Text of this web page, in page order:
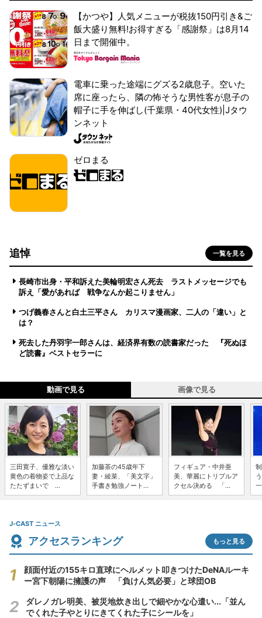
【かつや】人気メニューが税抜150円引き&ご
飯大盛り無料!お得すぎる「感謝祭」は8月14
日まで開催中。
電車に乗った途端にグズる2歳息子。空いた
席に座ったら、隣の怖そうな男性客が息子の
帽子に手を伸ばし(千葉県・40代女性)|Jタウ
ンネット
ゼロまる
追悼 一覧を見る
長崎市出身・平和訴えた美輪明宏さん死去 ラストメッセージでも
訴え「愛があれば 戦争なんか起こりません」
つげ義春さんと白土三平さん カリスマ漫画家、二人の「違い」と
は？
死去した丹羽宇一郎さんは、経済界有数の読書家だった 『死ぬほ
ど読書』ベストセラーに
動画で見る 画像で見る
三田寛子、優雅な淡い
黄色の着物姿で上品な
たたずまいで ...
加藤茶の45歳年下
妻・綾菜、「美文字」
手書き勉強ノート...
フィギュア・中井亜
美、華麗にトリプルア
クセル決める 「...
J-CAST ニュース
アクセスランキング もっと見る
顔面付近の155キロ直球にヘルメット叩きつけたDeNAルーキ
ー宮下朝陽に擁護の声 「負けん気必要」と球団OB
ダレノガレ明美、被災地炊き出しで細やかな心遣い...「並ん
でくれた子やとりにきてくれた子にシールを」